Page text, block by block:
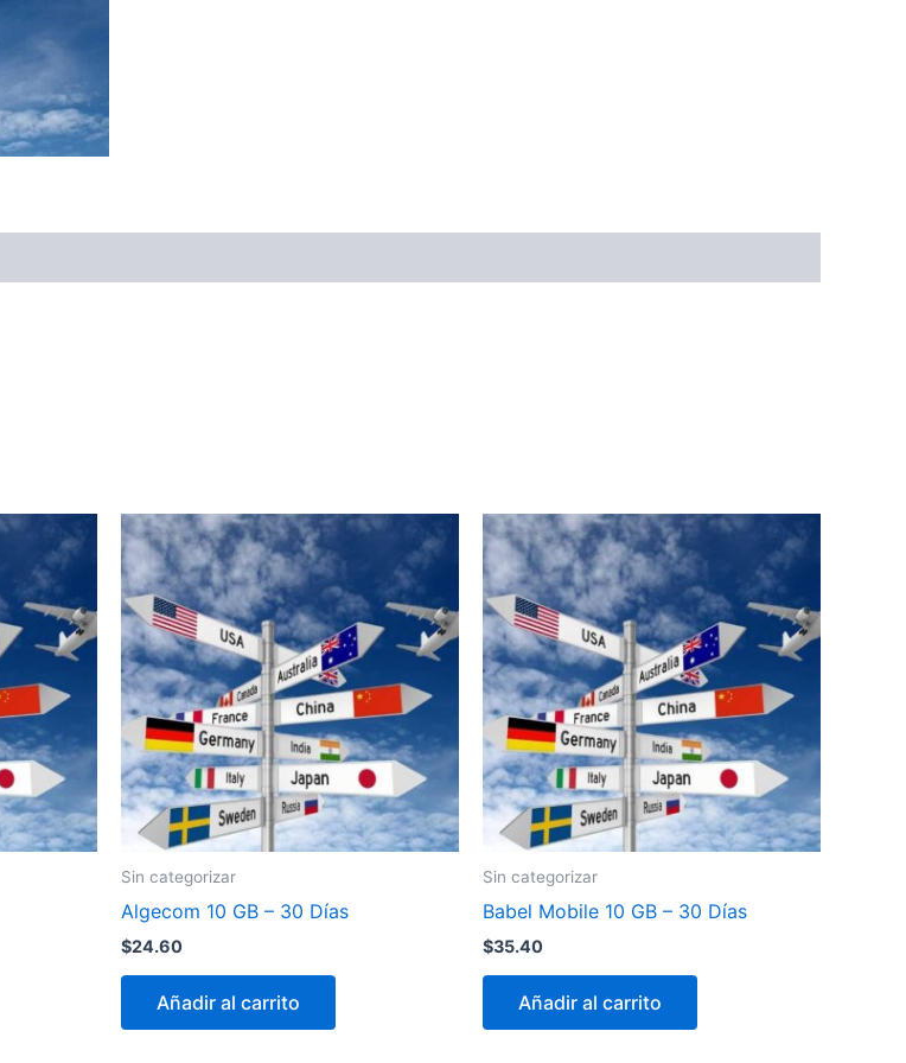
Sin categorizar
Algecom 10 GB – 30 Días
$24.60
Añadir al carrito
Sin categorizar
Babel Mobile 10 GB – 30 Días
$35.40
Añadir al carrito